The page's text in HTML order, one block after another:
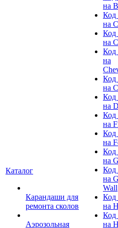
Каталог
Карандаши для
ремонта сколов
Аэрозольная
на
Код
на
Код
на
Код
на
Код
на
Код
на
Код
на
Код
на
Код
на
Код
на
Wall
Код
на
Код
на